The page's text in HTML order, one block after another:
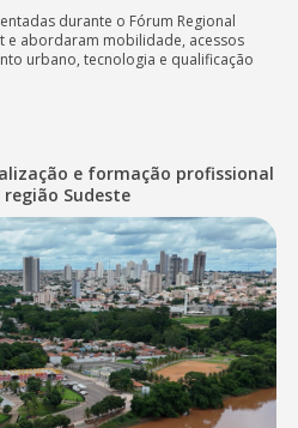
durante o Fórum Regional
e abordaram mobilidade, acessos
urbano, tecnologia e qualificação
e formação profissional
Sudeste